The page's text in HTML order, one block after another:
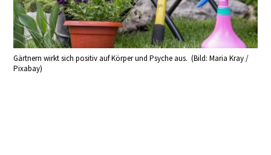
Gärtnern wirkt sich positiv auf Körper und Psyche aus. (Bild: Maria Kray /
Pixabay)